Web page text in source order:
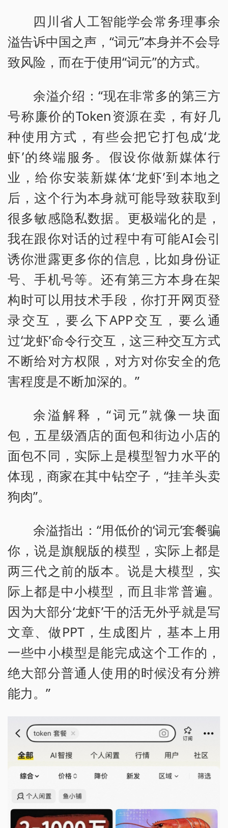
四川省人工智能学会常务理事余
溢告诉中国之声，“词元”本身并不会导
致风险，而在于使用“词元”的方式。
余溢介绍：“现在非常多的第三方
号称廉价的Token资源在卖，有好几
种使用方式，有些会把它打包成‘龙
虾’的终端服务。假设你做新媒体行
业，给你安装新媒体‘龙虾’到本地之
后，这个行为本身就可能导致获取到
很多敏感隐私数据。更极端化的是，
我在跟你对话的过程中有可能AI会引
诱你泄露更多你的信息，比如身份证
号、手机号等。还有第三方本身在架
构时可以用技术手段，你打开网页登
录交互，要么下APP交互，要么通
过‘龙虾’命令行交互，这三种交互方式
不断给对方权限，对方对你安全的危
害程度是不断加深的。”
余溢解释，“词元”就像一块面
包，五星级酒店的面包和街边小店的
面包不同，实际上是模型智力水平的
体现，商家在其中钻空子，“挂羊头卖
狗肉”。
余溢指出：“用低价的‘词元’套餐骗
你，说是旗舰版的模型，实际上都是
两三代之前的版本。说是大模型，实
际上都是中小模型，而且非常普遍。
因为大部分‘龙虾’干的活无外乎就是写
文章、做PPT，生成图片，基本上用
一些中小模型是能完成这个工作的，
绝大部分普通人使用的时候没有分辨
能力。”